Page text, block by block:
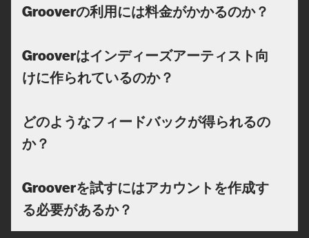
Grooverの利用には料金がかかるのか？
Grooverはインディーズアーティスト向
けに作られているのか？
どのようなフィードバックが得られるの
か？
Grooverを試すにはアカウントを作成す
る必要があるか？